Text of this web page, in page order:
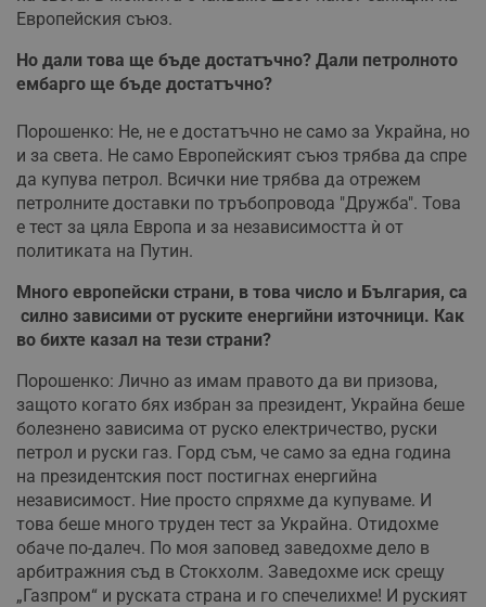
Европейския съюз.
Но дали това ще бъде достатъчно? Дали петролното
ембарго ще бъде достатъчно?
Порошенко: Не, не е достатъчно не само за Украйна, но
и за света. Не само Европейският съюз трябва да спре
да купува петрол. Всички ние трябва да отрежем
петролните доставки по тръбопровода "Дружба". Това
е тест за цяла Европа и за независимостта ѝ от
политиката на Путин.
Много европейски страни, в това число и България, са
силно зависими от руските енергийни източници. Как
во бихте казал на тези страни?
Порошенко: Лично аз имам правото да ви призова,
защото когато бях избран за президент, Украйна беше
болезнено зависима от руско електричество, руски
петрол и руски газ. Горд съм, че само за една година
на президентския пост постигнах енергийна
независимост. Ние просто спряхме да купуваме. И
това беше много труден тест за Украйна. Отидохме
обаче по-далеч. По моя заповед заведохме дело в
арбитражния съд в Стокхолм. Заведохме иск срещу
„Газпром“ и руската страна и го спечелихме! И руският